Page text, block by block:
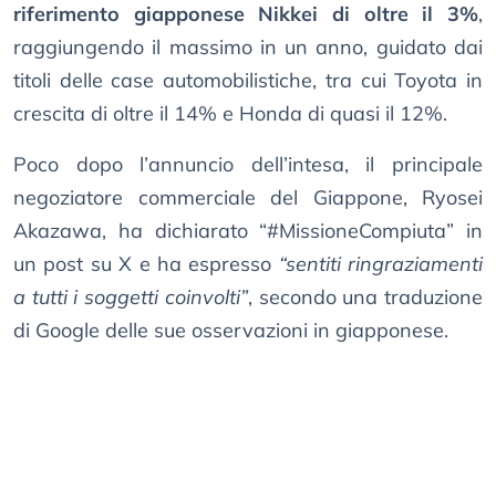
riferimento giapponese Nikkei di oltre il 3%,
raggiungendo il massimo in un anno, guidato dai
titoli delle case automobilistiche, tra cui Toyota in
crescita di oltre il 14% e Honda di quasi il 12%.
Poco dopo l’annuncio dell’intesa, il principale
negoziatore commerciale del Giappone, Ryosei
Akazawa, ha dichiarato “#MissioneCompiuta” in
un post su X e ha espresso “sentiti ringraziamenti
a tutti i soggetti coinvolti”, secondo una traduzione
di Google delle sue osservazioni in giapponese.